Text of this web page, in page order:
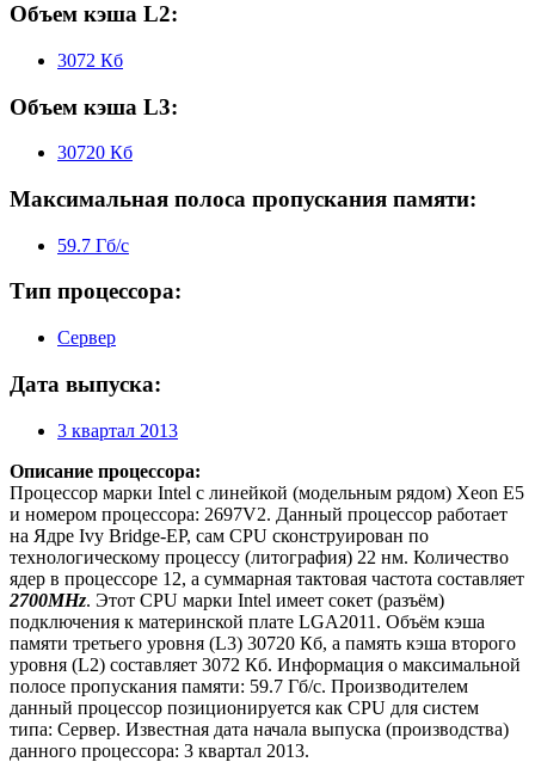
Объем кэша L2:
3072 Кб
Объем кэша L3:
30720 Кб
Максимальная полоса пропускания памяти:
59.7 Гб/с
Тип процессора:
Сервер
Дата выпуска:
3 квартал 2013
Описание процессора:
Процессор марки Intel с линейкой (модельным рядом) Xeon E5
и номером процессора: 2697V2. Данный процессор работает
на Ядре Ivy Bridge-EP, сам CPU сконструирован по
технологическому процессу (литография) 22 нм. Количество
ядер в процессоре 12, а суммарная тактовая частота составляет
2700MHz. Этот CPU марки Intel имеет сокет (разъём)
подключения к материнской плате LGA2011. Объём кэша
памяти третьего уровня (L3) 30720 Кб, а память кэша второго
уровня (L2) составляет 3072 Кб. Информация о максимальной
полосе пропускания памяти: 59.7 Гб/с. Производителем
данный процессор позиционируется как CPU для систем
типа: Сервер. Известная дата начала выпуска (производства)
данного процессора: 3 квартал 2013.